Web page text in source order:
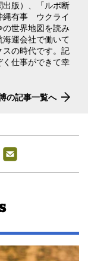
出版）、「ルポ断
縄有事 ウクライ
世界地図を読み
運会社で働いて
スの時代です。記
く仕事ができて幸
の記事一覧へ